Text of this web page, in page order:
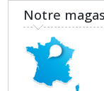
Notre